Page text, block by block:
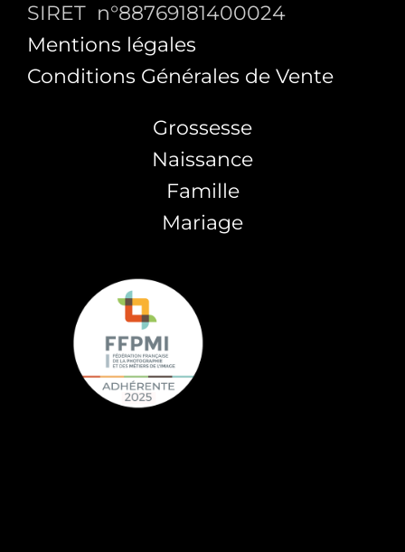
SIRET n°88769181400024
Mentions légales
Conditions Générales de Vente
Grossesse
Naissance
Famille
Mariage